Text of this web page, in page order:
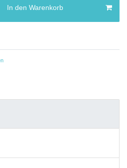
In den Warenkorb